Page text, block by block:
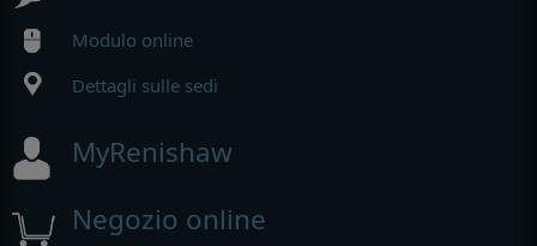
Modulo online
Dettagli sulle sedi
MyRenishaw
Negozio online